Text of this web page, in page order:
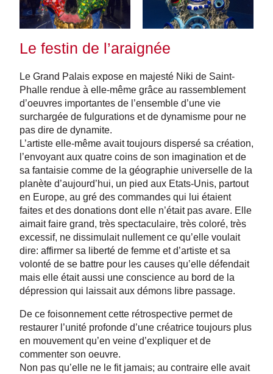
Le festin de l’araignée
Le Grand Palais expose en majesté Niki de Saint-
Phalle rendue à elle-même grâce au rassemblement
d’oeuvres importantes de l’ensemble d’une vie
surchargée de fulgurations et de dynamisme pour ne
pas dire de dynamite.
L’artiste elle-même avait toujours dispersé sa création,
l’envoyant aux quatre coins de son imagination et de
sa fantaisie comme de la géographie universelle de la
planète d’aujourd’hui, un pied aux Etats-Unis, partout
en Europe, au gré des commandes qui lui étaient
faites et des donations dont elle n’était pas avare. Elle
aimait faire grand, très spectaculaire, très coloré, très
excessif, ne dissimulait nullement ce qu’elle voulait
dire: affirmer sa liberté de femme et d’artiste et sa
volonté de se battre pour les causes qu’elle défendait
mais elle était aussi une conscience au bord de la
dépression qui laissait aux démons libre passage.
De ce foisonnement cette rétrospective permet de
restaurer l’unité profonde d’une créatrice toujours plus
en mouvement qu’en veine d’expliquer et de
commenter son oeuvre.
Non pas qu’elle ne le fit jamais; au contraire elle avait